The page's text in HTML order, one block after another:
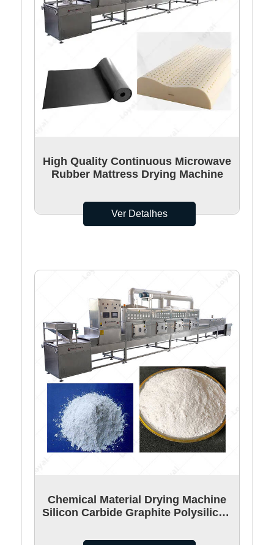
High Quality Continuous Microwave
Rubber Mattress Drying Machine
Ver Detalhes
Chemical Material Drying Machine
Silicon Carbide Graphite Polysilicon